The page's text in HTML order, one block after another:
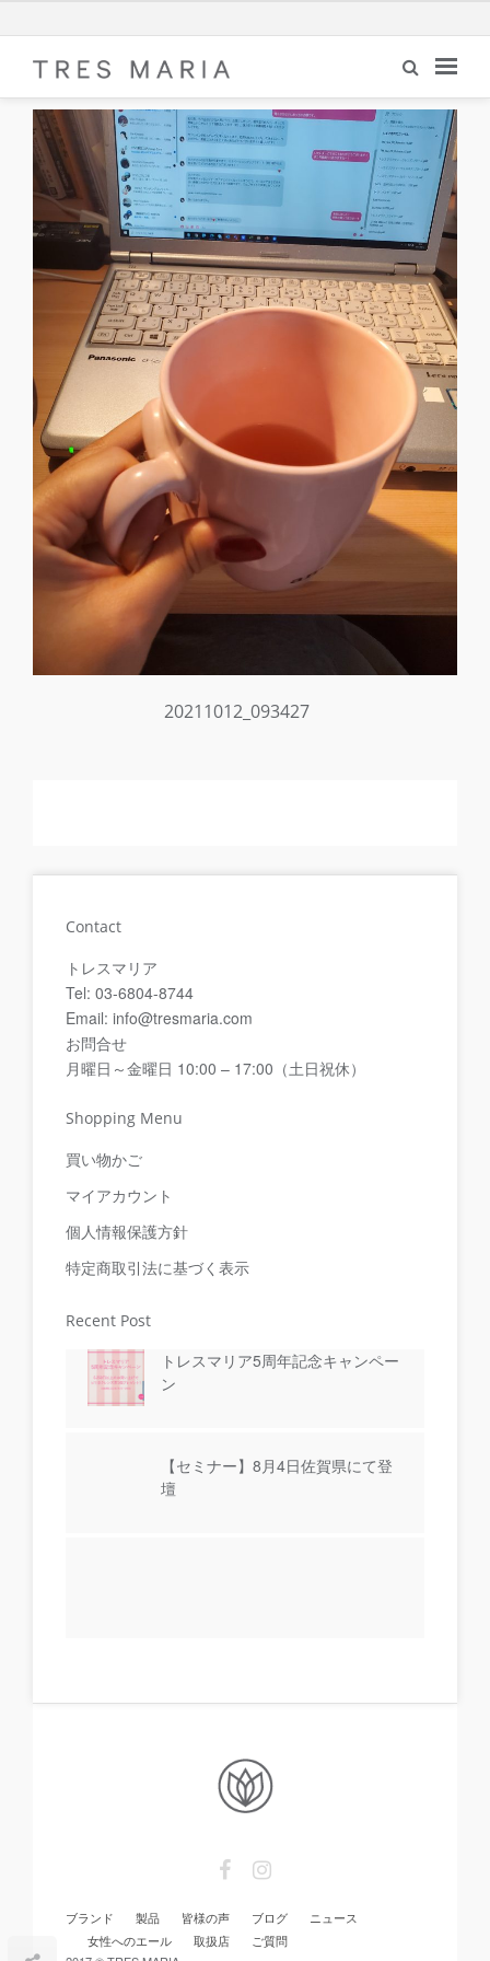
20211012_093427
Contact
トレスマリア
Tel: 03-6804-8744
Email: info@tresmaria.com
お問合せ
月曜日～金曜日 10:00 – 17:00（土日祝休）
Shopping Menu
買い物かご
マイアカウント
個人情報保護方針
特定商取引法に基づく表示
Recent Post
トレスマリア5周年記念キャンペー
ン
【セミナー】8月4日佐賀県にて登
壇
ブランド 製品 皆様の声 ブログ
ニュース
女性へのエール
取扱店
ご質問